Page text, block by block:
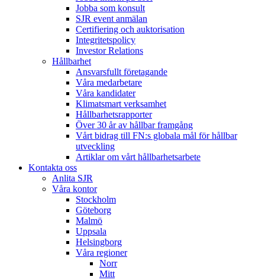
Jobba som konsult
SJR event anmälan
Certifiering och auktorisation
Integritetspolicy
Investor Relations
Hållbarhet
Ansvarsfullt företagande
Våra medarbetare
Våra kandidater
Klimatsmart verksamhet
Hållbarhetsrapporter
Över 30 år av hållbar framgång
Vårt bidrag till FN:s globala mål för hållbar
utveckling
Artiklar om vårt hållbarhetsarbete
Kontakta oss
Anlita SJR
Våra kontor
Stockholm
Göteborg
Malmö
Uppsala
Helsingborg
Våra regioner
Norr
Mitt